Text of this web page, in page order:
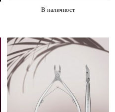
В наличност